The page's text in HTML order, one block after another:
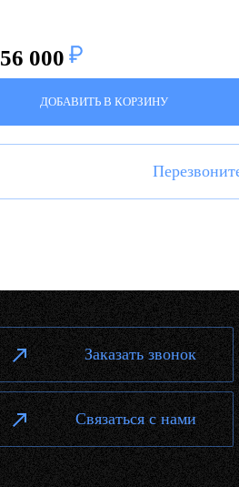
56 000
ДОБАВИТЬ В КОРЗИНУ
Заказать звонок
Связаться с нами